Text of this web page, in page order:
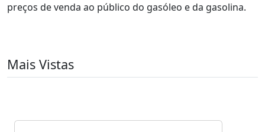
preços de venda ao público do gasóleo e da gasolina.
Mais Vistas